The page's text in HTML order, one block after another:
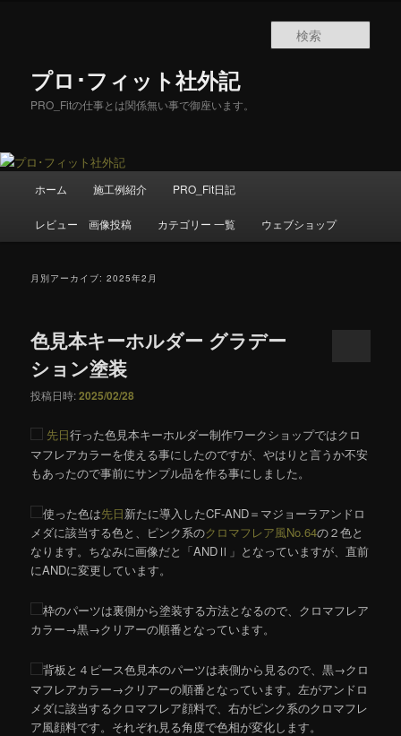
へ
移
プロ･フィット社外記
PRO_Fitの仕事とは関係無い事で御座います。
索
ホーム 施工例紹介 PRO_Fit日記
レビュー 画像投稿 カテゴリー 一覧 ウェブショップ
月別アーカイブ:2025年2月
色見本キーホルダー グラデー
ション塗装
投稿日時:2025/02/28
先日行った色見本キーホルダー制作ワークショップではクロ
マフレアカラーを使える事にしたのですが、やはりと言うか不安
もあったので事前にサンプル品を作る事にしました。
使った色は先日新たに導入したCF-AND＝マジョーラアンドロ
メダに該当する色と、ピンク系のクロマフレア風No.64の２色と
なります。ちなみに画像だと「ANDⅡ」となっていますが、直前
にANDに変更しています。
枠のパーツは裏側から塗装する方法となるので、クロマフレア
カラー→黒→クリアーの順番となっています。
背板と４ピース色見本のパーツは表側から見るので、黒→クロ
マフレアカラー→クリアーの順番となっています。左がアンドロ
メダに該当するクロマフレア顔料で、右がピンク系のクロマフレ
ア風顔料です。それぞれ見る角度で色相が変化します。